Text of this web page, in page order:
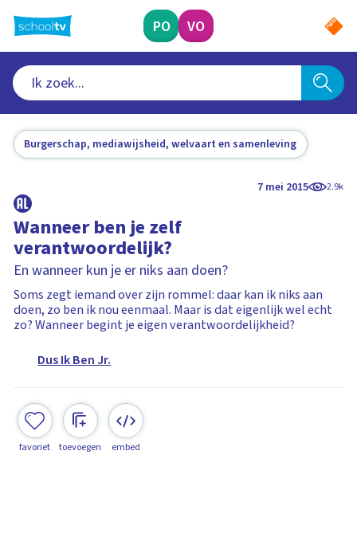
naar
hoofdinhoud
PO VO
Burgerschap, mediawijsheid, welvaart en samenleving
7 mei 2015 2.9k
Wanneer ben je zelf
verantwoordelijk?
En wanneer kun je er niks aan doen?
Soms zegt iemand over zijn rommel: daar kan ik niks aan
doen, zo ben ik nou eenmaal. Maar is dat eigenlijk wel echt
zo? Wanneer begint je eigen verantwoordelijkheid?
Dus Ik Ben Jr.
favoriet toevoegen embed